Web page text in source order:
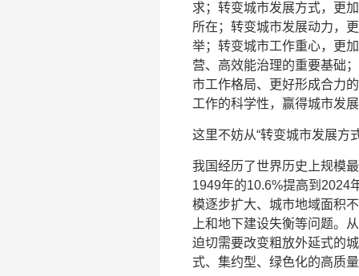
求；转变城市发展方式，更
所在；转变城市发展动力，
举；转变城市工作重心，更
营、高效能治理的重要基础
市工作格局、更好形成合力
工作的科学性，赢得城市发
这里不妨从“转变城市发展方
我国经历了世界历史上规模
1949年的10.6%提高到2024
模逐步扩大、城市地域面积
上和地下建设失衡等问题。
迫切需要改变粗放外延式的
式、集约型、绿色化的高质